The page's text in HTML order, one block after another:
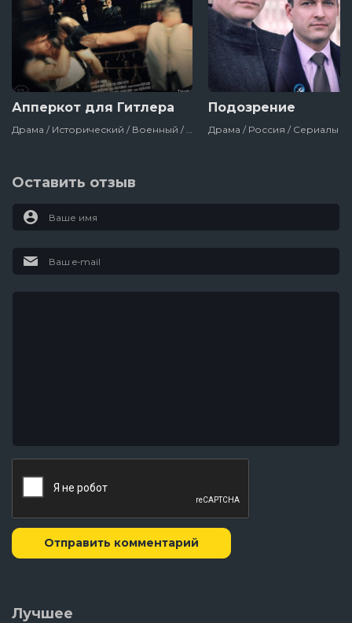
Апперкот для Гитлера Подозрение
Драма / Россия / Сериалы
Оставить отзыв
Отправить комментарий
Лучшее